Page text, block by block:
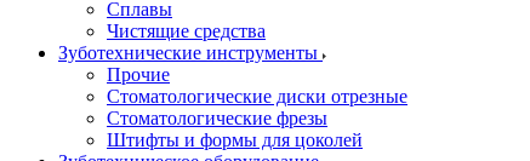
Сплавы
Чистящие средства
Зуботехнические инструменты
Прочие
Стоматологические диски отрезные
Стоматологические фрезы
Штифты и формы для цоколей